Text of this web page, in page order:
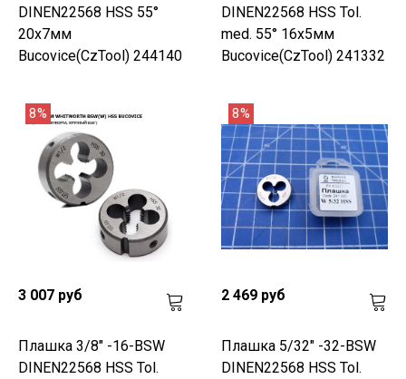
DINEN22568 HSS 55°
20x7мм
Bucovice(CzTool) 244140
DINEN22568 HSS Tol.
med. 55° 16x5мм
Bucovice(CzTool) 241332
8%
3 007 руб
Плашка 3/8" -16-BSW
DINEN22568 HSS Tol.
8%
2 469 руб
Плашка 5/32" -32-BSW
DINEN22568 HSS Tol.